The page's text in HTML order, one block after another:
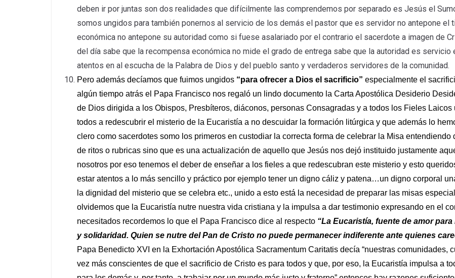
deben ir por juntas son dos realidades que difícilmente las comprendemos por separado es Jesús el
somos ungidos para también ponernos al servicio de los demás el pastor que es servidor no antepone el
económica no antepone su autoridad como si fuese asalariado por el contrario el sacerdote a imagen de
del día sabe que la recompensa económica no mide el grado de entrega sabe que la autoridad es
atentos en al escucha de la Palabra de Dios y del pueblo santo y verdaderos servidores de la comunidad.
Pero además decíamos que fuimos ungidos “para ofrecer a Dios el sacrificio” especialmente el
algún tiempo atrás el Papa Francisco nos regaló un lindo documento la Carta Apostólica Desiderio
de Dios dirigida a los Obispos, Presbíteros, diáconos, personas Consagradas y a todos los Fieles
todos a redescubrir el misterio de la Eucaristía a no descuidar la formación litúrgica y que además lo
clero como sacerdotes somo los primeros en custodiar la correcta forma de celebrar la Misa
de ritos o rubricas sino que es una actualización de aquello que Jesús nos dejó instituido justamente
nosotros por eso tenemos el deber de enseñar a los fieles a que redescubran este misterio y esto
estar atentos a lo más sencillo y práctico por ejemplo tener un digno cáliz y patena…un digno corporal
la dignidad del misterio que se celebra etc., unido a esto está la necesidad de preparar las misas
olvidemos que la Eucaristía nutre nuestra vida cristiana y la impulsa a dar testimonio expresando en el
necesitados recordemos lo que el Papa Francisco dice al respecto “La Eucaristía, fuente de amor
y solidaridad. Quien se nutre del Pan de Cristo no puede permanecer indiferente ante quienes
Papa Benedicto XVI en la Exhortación Apostólica Sacramentum Caritatis decía “nuestras comunidades,
vez más conscientes de que el sacrificio de Cristo es para todos y que, por eso, la Eucaristía impulsa a